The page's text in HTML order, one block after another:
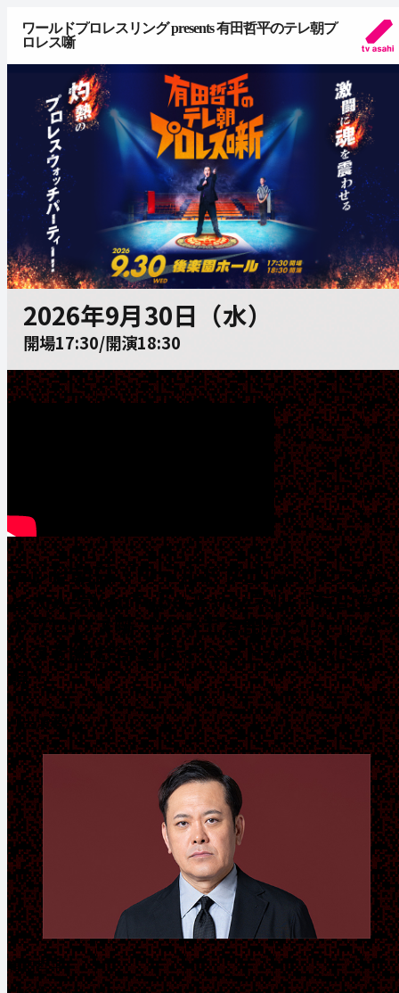
ワールドプロレスリング presents 有田哲平のテレ朝プ
ロレス噺
2026年9月30日（水）
開場17:30/開演18:30
テレビ朝日『ワールドプロレスリング』
と大人気YouTubeチャンネル『有田哲平
のプロレス噺【オマエ有田だろ!!】』が
ッグを組む待望のイベントがついに実
現！
【出演者】
有田哲平